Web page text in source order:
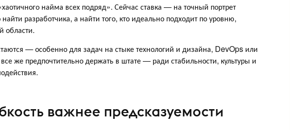
найма всех подряд». Сейчас ставка — на точный портрет
разработчика, а найти того, кто идеально подходит по уровню,
области.
— особенно для задач на стыке технологий и дизайна, DevOps или
же предпочтительно держать в штате — ради стабильности, культуры и
важнее предсказуемости